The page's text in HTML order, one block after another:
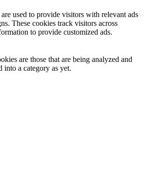
used to provide visitors with relevant ads
These cookies track visitors across
to provide customized ads.
are those that are being analyzed and
into a category as yet.